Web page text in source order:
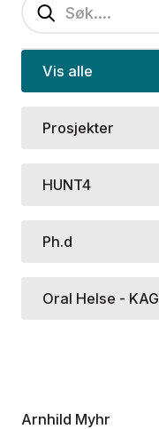
Vis alle
Prosjekter
HUNT4
Ph.d
Oral Helse - KAG
Arnhild Myhr